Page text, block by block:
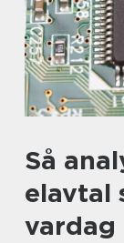
Så
elavtal
vardag